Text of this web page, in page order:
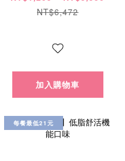
NT$6,472
加入購物車
每餐最低21元